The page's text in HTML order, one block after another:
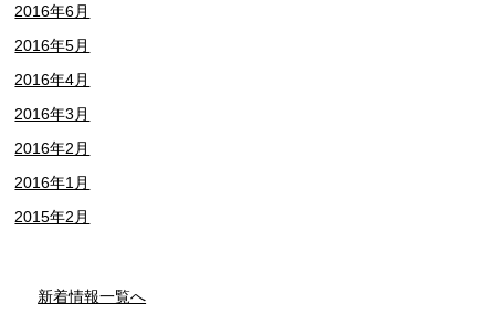
2016年6月
2016年5月
2016年4月
2016年3月
2016年2月
2016年1月
2015年2月
新着情報一覧へ